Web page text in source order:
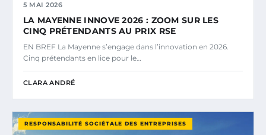
5 MAI 2026
LA MAYENNE INNOVE 2026 : ZOOM SUR LES
CINQ PRÉTENDANTS AU PRIX RSE
EN BREF La Mayenne s’engage dans l’innovation en 2026.
Cinq prétendants en lice pour le…
CLARA ANDRÉ
RESPONSABILITÉ SOCIÉTALE DES ENTREPRISES